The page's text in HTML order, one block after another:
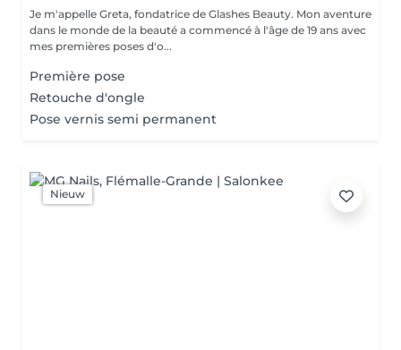
Je m'appelle Greta, fondatrice de Glashes Beauty. Mon aventure
dans le monde de la beauté a commencé à l'âge de 19 ans avec
mes premières poses d'o...
Première pose
Retouche d'ongle
Pose vernis semi permanent
Nieuw